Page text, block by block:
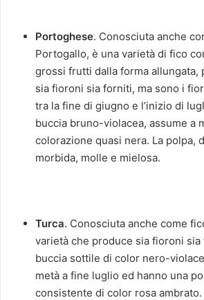
Portoghese. Conosciuta anche
Portogallo, è una varietà di fico
grossi frutti dalla forma allungata,
sia fioroni sia forniti, ma sono i
tra la fine di giugno e l’inizio di
buccia bruno-violacea, assume a
colorazione quasi nera. La polpa,
morbida, molle e mielosa.
Turca. Conosciuta anche come
varietà che produce sia fioroni
buccia sottile di color nero-
metà a fine luglio ed hanno una
consistente di color rosa